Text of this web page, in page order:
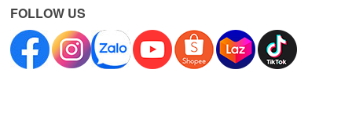
FOLLOW US